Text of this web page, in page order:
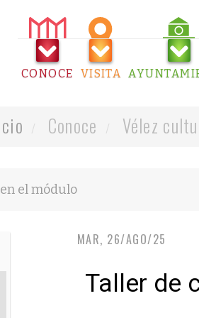
CONOCE VISITA
Conoce Vélez
MAR, 26/AGO/25
Taller de